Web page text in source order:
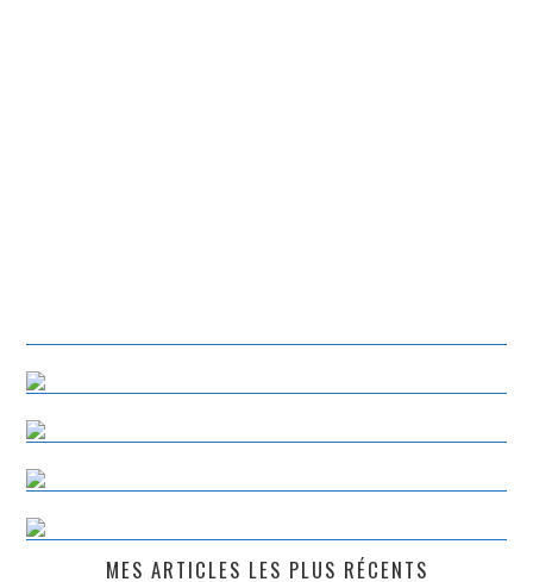
MES ARTICLES LES PLUS RÉCENTS